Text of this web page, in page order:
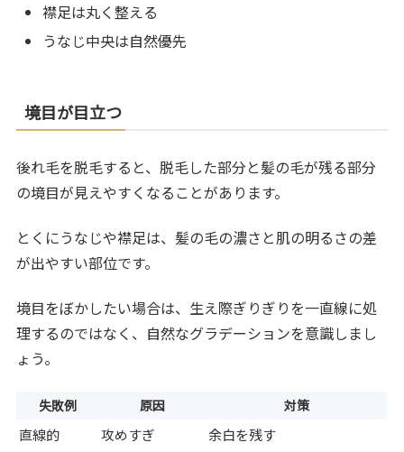
襟足は丸く整える
うなじ中央は自然優先
境目が目立つ
後れ毛を脱毛すると、脱毛した部分と髪の毛が残る部分
の境目が見えやすくなることがあります。
とくにうなじや襟足は、髪の毛の濃さと肌の明るさの差
が出やすい部位です。
境目をぼかしたい場合は、生え際ぎりぎりを一直線に処
理するのではなく、自然なグラデーションを意識しまし
ょう。
失敗例 原因 対策
直線的 攻めすぎ 余白を残す